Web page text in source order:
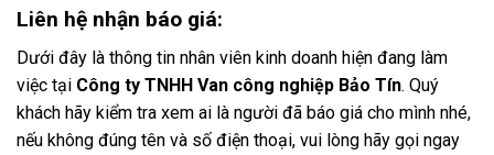
Liên hệ nhận báo giá:
Dưới đây là thông tin nhân viên kinh doanh hiện đang làm
việc tại Công ty TNHH Van công nghiệp Bảo Tín. Quý
khách hãy kiểm tra xem ai là người đã báo giá cho mình nhé,
nếu không đúng tên và số điện thoại, vui lòng hãy gọi ngay